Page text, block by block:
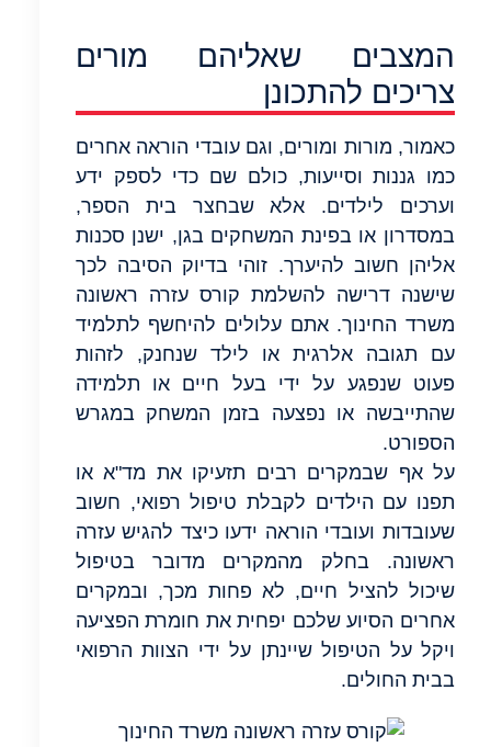
המצבים שאליהם מורים
צריכים להתכונן
כאמור, מורות ומורים, וגם עובדי הוראה אחרים
כמו גננות וסייעות, כולם שם כדי לספק ידע
וערכים לילדים. אלא שבחצר בית הספר,
במסדרון או בפינת המשחקים בגן, ישנן סכנות
אליהן חשוב להיערך. זוהי בדיוק הסיבה לכך
שישנה דרישה להשלמת קורס עזרה ראשונה
משרד החינוך. אתם עלולים להיחשף לתלמיד
עם תגובה אלרגית או לילד שנחנק, לזהות
פעוט שנפגע על ידי בעל חיים או תלמידה
שהתייבשה או נפצעה בזמן המשחק במגרש
הספורט.
על אף שבמקרים רבים תזעיקו את מד"א או
תפנו עם הילדים לקבלת טיפול רפואי, חשוב
שעובדות ועובדי הוראה ידעו כיצד להגיש עזרה
ראשונה. בחלק מהמקרים מדובר בטיפול
שיכול להציל חיים, לא פחות מכך, ובמקרים
אחרים הסיוע שלכם יפחית את חומרת הפציעה
ויקל על הטיפול שיינתן על ידי הצוות הרפואי
בבית החולים.